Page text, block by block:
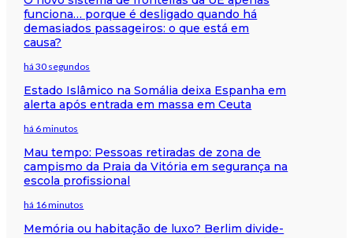
funciona… porque é desligado quando há
demasiados passageiros: o que está em
causa?
há 30 segundos
Estado Islâmico na Somália deixa Espanha em
alerta após entrada em massa em Ceuta
há 6 minutos
Mau tempo: Pessoas retiradas de zona de
campismo da Praia da Vitória em segurança na
escola profissional
há 16 minutos
Memória ou habitação de luxo? Berlim divide-